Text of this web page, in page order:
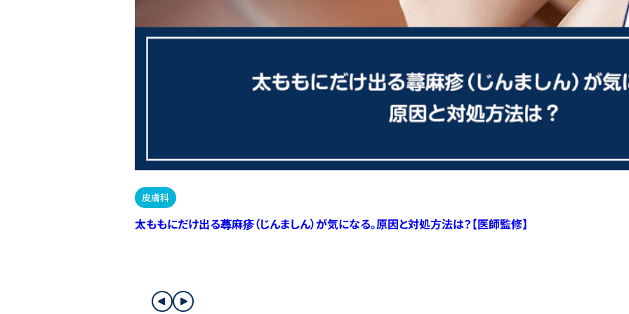
皮膚科
太ももにだけ出る蕁麻疹（じんましん）が気になる。原因と対処方法は？【医師監修】